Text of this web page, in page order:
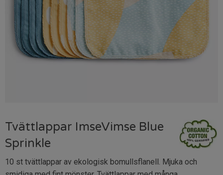
Tvättlappar ImseVimse Blue
Sprinkle
10 st tvättlappar av ekologisk bomullsflanell. Mjuka och